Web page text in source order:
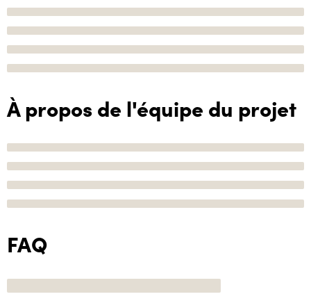
À propos de l'équipe du projet
FAQ